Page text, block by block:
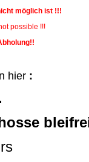
möglich ist !!!
possible !!!
hier :